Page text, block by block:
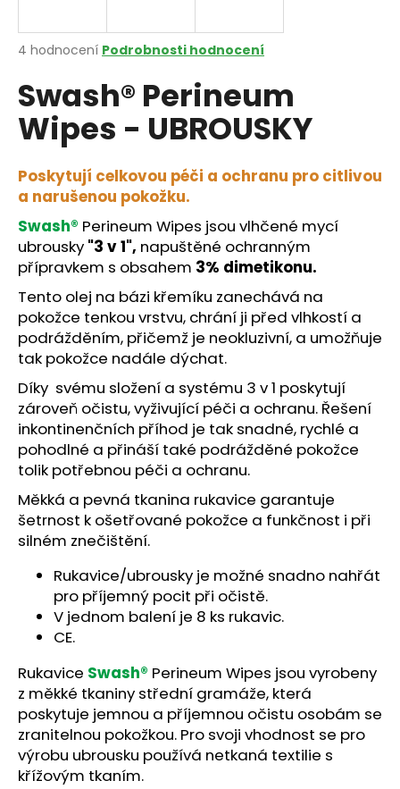
Průměrné
produktu
je
4,3
z
hvězdiček.
4 hodnocení Podrobnosti hodnocení
Swash® Perineum
Wipes - UBROUSKY
Poskytují celkovou péči a ochranu pro citlivou
a narušenou pokožku.
Swash® Perineum Wipes jsou vlhčené mycí
ubrousky "3 v 1", napuštěné ochranným
přípravkem s obsahem 3% dimetikonu.
Tento olej na bázi křemíku zanechává na
pokožce tenkou vrstvu, chrání ji před vlhkostí a
podrážděním, přičemž je neokluzivní, a umožňuje
tak pokožce nadále dýchat.
Díky svému složení a systému 3 v 1 poskytují
zároveň očistu, vyživující péči a ochranu. Řešení
inkontinenčních příhod je tak snadné, rychlé a
pohodlné a přináší také podrážděné pokožce
tolik potřebnou péči a ochranu.
Měkká a pevná tkanina rukavice garantuje
šetrnost k ošetřované pokožce a funkčnost i při
silném znečištění.
Rukavice/ubrousky je možné snadno nahřát
pro příjemný pocit při očistě.
V jednom balení je 8 ks rukavic.
CE.
Rukavice Swash® Perineum Wipes jsou vyrobeny
z měkké tkaniny střední gramáže, která
poskytuje jemnou a příjemnou očistu osobám se
zranitelnou pokožkou. Pro svoji vhodnost se pro
výrobu ubrousku používá netkaná textilie s
křížovým tkaním.
j
t
?
HLEDAT
o
p
o
r
u
č
u
j
e
m
e